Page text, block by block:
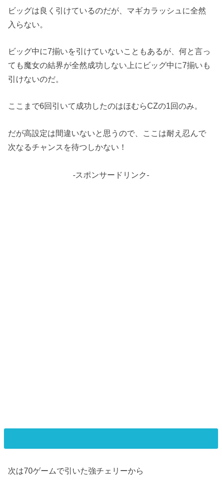
ビッグは良く引けているのだが、マギカラッシュに全然
入らない。
ビッグ中に7揃いを引けていないこともあるが、何と言っ
ても魔女の結界が全然成功しない上にビッグ中に7揃いも
引けないのだ。
ここまで6回引いて成功したのはほむらCZの1回のみ。
だが高設定は間違いないと思うので、ここは耐え忍んで
次なるチャンスを待つしかない！
-スポンサードリンク-
次は70ゲームで引いた強チェリーから